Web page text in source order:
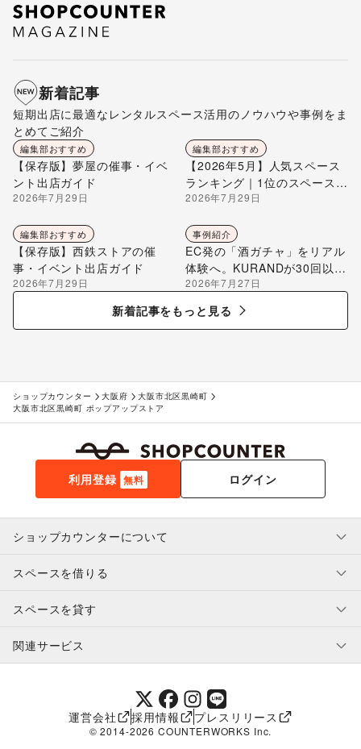
新着記事
短期出店に最適なレンタルスペース活用のノウハウや事例をま
とめてご紹介
編集部おすすめ
【保存版】夢屋の催事・イベ
ント出店ガイド
2026年7月29日
編集部おすすめ
【2026年5月】人気スペース
ランキング｜1位のスペースを
編集部が解説
2026年7月29日
編集部おすすめ
【保存版】西鉄ストアの催
事・イベント出店ガイド
2026年7月29日
事例紹介
EC発の「酒ガチャ」をリアル
体験へ。KURANDが30回以上
のポップアップ出店で届け
る“新しいお酒との出会い”
2026年7月27日
新着記事をもっと見る
ショップカウンター 大阪府
大阪市北区黒崎町
大阪市北区黒崎町 ポップアップストア
利用登録 無料 ログイン
ショップカウンターについて
利用規約・ガイドライン
特定商取引法に基づく表示
補償プログラム
スペースを借りる
スペースを借りたい人へ
ユーザー利用規約
提携パートナー
スペースを貸す
スペースを貸したい方へ
オーナー利用規約
関連サービス
SHOPCOUNTER MAGAZINE
ショップカウンターエンタープライズ
ショップカウンター常設
運営会社 採用情報 プレスリリース
© 2014-2026 COUNTERWORKS Inc.